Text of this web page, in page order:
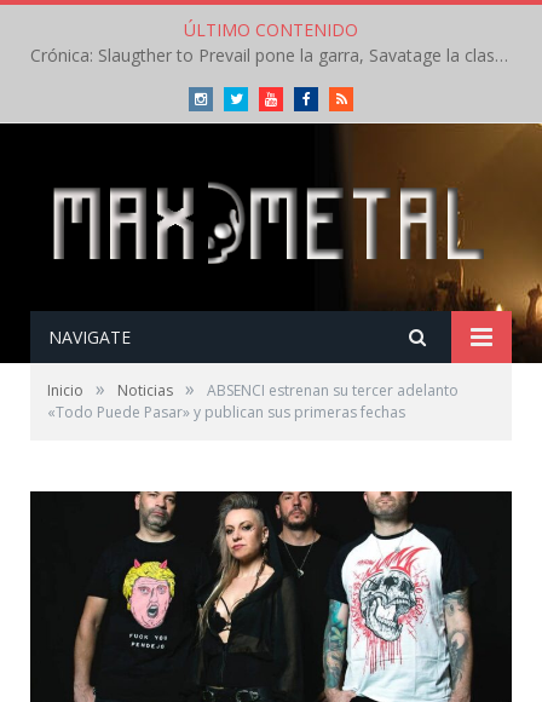
ÚLTIMO CONTENIDO
Crónica: Slaugther to Prevail pone la garra, Savatage la clase en la apertura del Leyendas del Rock – Miércoles – Agosto 2026
InstagramTwitterYoutubeFacebookRSS
NAVIGATE
Inicio » Noticias »
ABSENCI estrenan su tercer adelanto
«Todo Puede Pasar» y publican sus primeras fechas